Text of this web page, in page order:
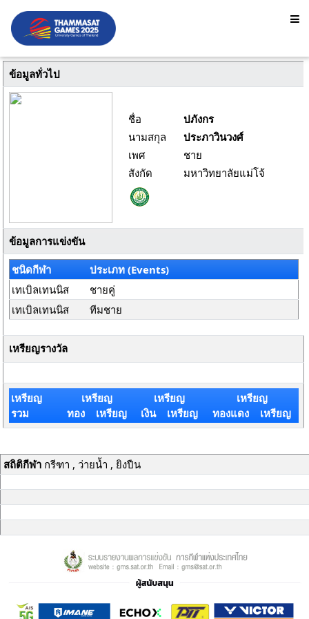
ข้อมูลทั่วไป
ชื่อ
ปภังกร
นามสกุล
ประภาวินวงศ์
เพศ
ชาย
สังกัด
มหาวิทยาลัยแม่โจ้
ข้อมูลการแข่งขัน
ชนิดกีฬา
ประเภท (Events)
เทเบิลเทนนิส
ชายคู่
เทเบิลเทนนิส
ทีมชาย
เหรียญรางวัล
เหรียญ
รวม
เหรียญ
ทอง เหรียญ
เหรียญ
เงิน เหรียญ
เหรียญ
ทองแดง เหรียญ
สถิติกีฬากรีฑา , ว่ายน้ำ , ยิงปืน